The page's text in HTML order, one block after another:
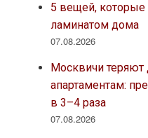
5 вещей, которые
ламинатом дома
07.08.2026
Москвичи
апартаментам:
в 3–4 раза
07.08.2026